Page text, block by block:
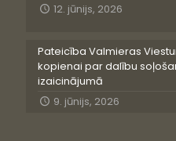
12. jūnijs, 2026
Pateicība Valmieras
kopienai par dalību
izaicinājumā
9. jūnijs, 2026